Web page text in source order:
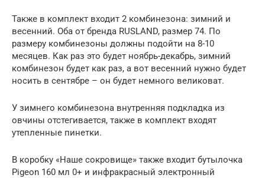
Также в комплект входит 2 комбинезона: зимний и
весенний. Оба от бренда RUSLAND, размер 74. По
размеру комбинезоны должны подойти на 8-10
месяцев. Как раз это будет ноябрь-декабрь, зимний
комбинезон будет как раз, а вот весенний нужно будет
носить в сентябре – он будет немного великоват.
У зимнего комбинезона внутренняя подкладка из
овчины отстегивается, также в комплект входят
утепленные пинетки.
В коробку «Наше сокровище» также входит бутылочка
Pigeon 160 мл 0+ и инфракрасный электронный